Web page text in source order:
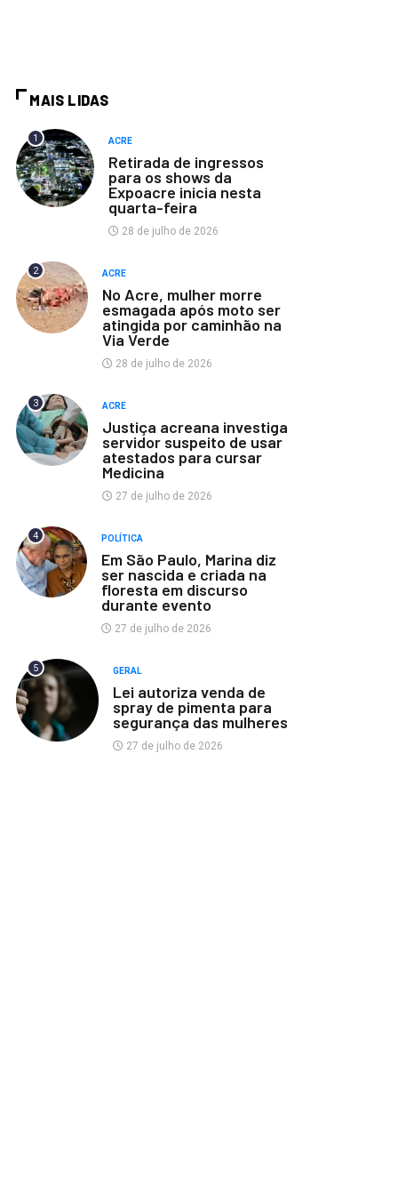
MAIS LIDAS
1 ACRE
Retirada de ingressos
para os shows da
Expoacre inicia nesta
quarta-feira
28 de julho de 2026
2 ACRE
No Acre, mulher morre
esmagada após moto ser
atingida por caminhão na
Via Verde
28 de julho de 2026
3 ACRE
Justiça acreana investiga
servidor suspeito de usar
atestados para cursar
Medicina
27 de julho de 2026
4 POLÍTICA
Em São Paulo, Marina diz
ser nascida e criada na
floresta em discurso
durante evento
27 de julho de 2026
5 GERAL
Lei autoriza venda de
spray de pimenta para
segurança das mulheres
27 de julho de 2026